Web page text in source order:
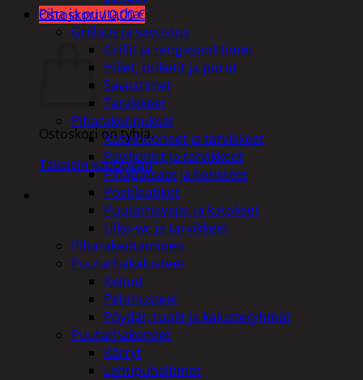
Ostoskori /0,00€
Ostoskori
Ostoskori on tyhjä.
Takaisin kauppaan
Piha ja puutarha
Grillaus ja savustus
Grillit ja rengaspolttimet
Hiilet, briketit ja purut
Savustimet
Tarvikkeet
Piharakennukset
Kasvihuoneet ja tarvikkeet
Paviljonkit ja tarvikkeet
Pihapatsaat ja koristeet
Postilaatikot
Puutarhavajat ja katokset
Ulko-wc ja tarvikkeet
Piharakentaminen
Puutarhakalusteet
Keinut
Pehmusteet
Pöydät, tuolit ja kalusteryhmät
Puutarhakoneet
Kärryt
Lehtipuhaltimet